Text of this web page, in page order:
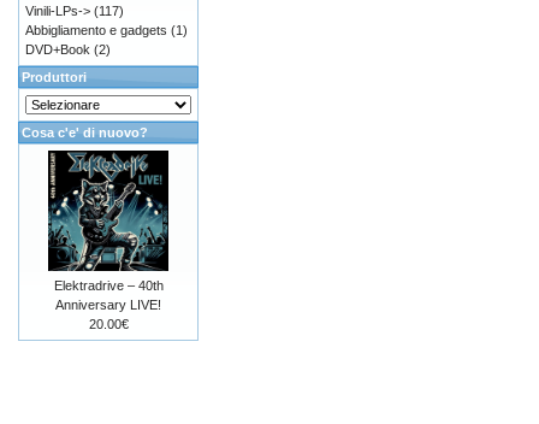
Vinili-LPs-> (117)
Abbigliamento e gadgets (1)
DVD+Book (2)
Produttori
Cosa c'e' di nuovo?
Elektradrive – 40th
Anniversary LIVE!
20.00€